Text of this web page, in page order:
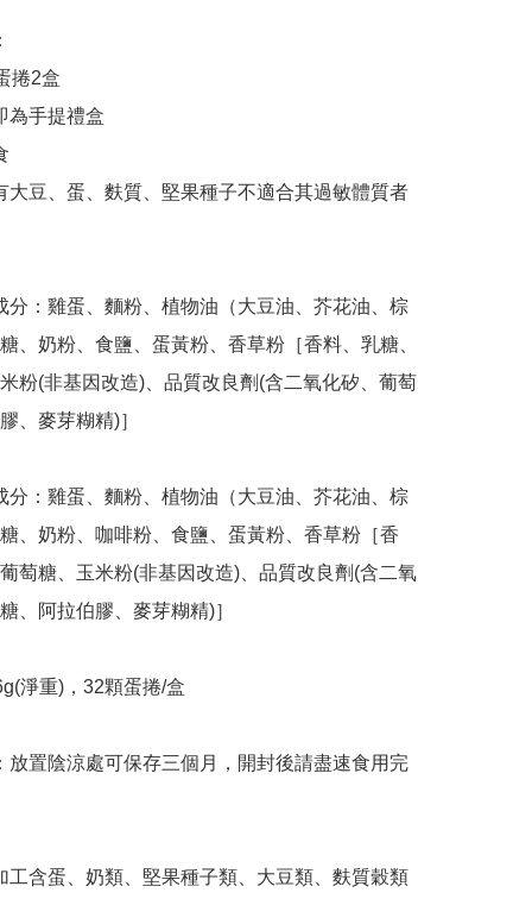
、奶粉、食鹽、蛋黃粉、香草粉［香料、乳糖、
粉(非基因改造)、品質改良劑(含二氧化矽、葡萄
、麥芽糊精)］
、奶粉、咖啡粉、食鹽、蛋黃粉、香草粉［香
萄糖、玉米粉(非基因改造)、品質改良劑(含二氧
、阿拉伯膠、麥芽糊精)］